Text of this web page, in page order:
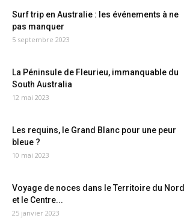
Surf trip en Australie : les événements à ne
pas manquer
5 septembre 2023
La Péninsule de Fleurieu, immanquable du
South Australia
12 mai 2023
Les requins, le Grand Blanc pour une peur
bleue ?
10 mai 2023
Voyage de noces dans le Territoire du Nord
et le Centre...
25 janvier 2023